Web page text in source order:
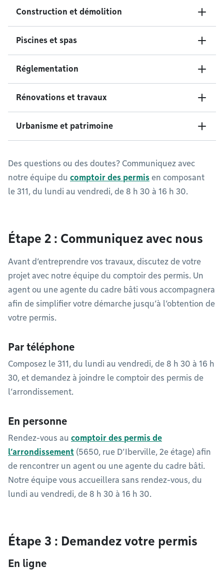
Construction et démolition
Piscines et spas
Réglementation
Rénovations et travaux
Urbanisme et patrimoine
Des questions ou des doutes? Communiquez avec
notre équipe du comptoir des permis en composant
le 311, du lundi au vendredi, de 8 h 30 à 16 h 30.
Étape 2 : Communiquez avec nous
Avant d’entreprendre vos travaux, discutez de votre
projet avec notre équipe du comptoir des permis. Un
agent ou une agente du cadre bâti vous accompagnera
afin de simplifier votre démarche jusqu’à l’obtention de
votre permis.
Par téléphone
Composez le 311, du lundi au vendredi, de 8 h 30 à 16 h
30, et demandez à joindre le comptoir des permis de
l’arrondissement.
En personne
Rendez-vous au comptoir des permis de
l’arrondissement (5650, rue D’Iberville, 2e étage) afin
de rencontrer un agent ou une agente du cadre bâti.
Notre équipe vous accueillera sans rendez-vous, du
lundi au vendredi, de 8 h 30 à 16 h 30.
Étape 3 : Demandez votre permis
En ligne